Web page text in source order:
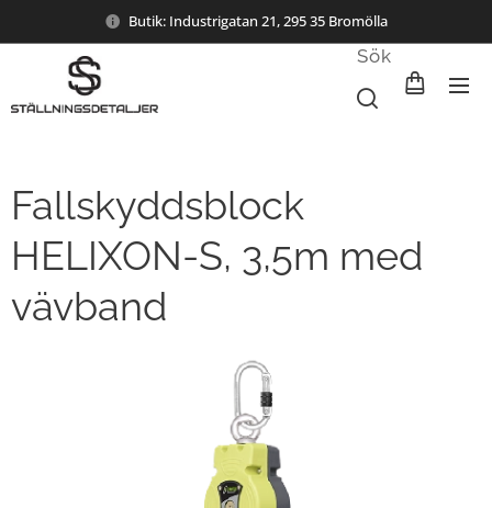
Butik: Industrigatan 21, 295 35 Bromölla
Sök
Fallskyddsblock
HELIXON-S, 3,5m med
vävband